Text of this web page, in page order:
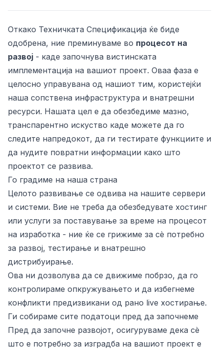
Откако Техничката Спецификација ќе биде
одобрена, ние преминуваме во процесот на
развој - каде започнува вистинската
имплементација на вашиот проект. Оваа фаза е
целосно управувана од нашиот тим, користејќи
наша сопствена инфраструктура и внатрешни
ресурси. Нашата цел е да обезбедиме мазно,
транспарентно искуство каде можете да го
следите напредокот, да ги тестирате функциите и
да нудите повратни информации како што
проектот се развива.
Го градиме на наша страна
Целото развивање се одвива на нашите сервери
и системи. Вие не треба да обезбедувате хостинг
или услуги за поставување за време на процесот
на изработка - ние ќе се грижиме за сè потребно
за развој, тестирање и внатрешно
дистрибуирање.
Ова ни дозволува да се движиме побрзо, да го
контролираме опкружувањето и да избегнеме
конфликти предизвикани од рано live хостирање.
Ги собираме сите податоци пред да започнеме
Пред да започне развојот, осигуруваме дека сè
што е потребно за изградба на вашиот проект е